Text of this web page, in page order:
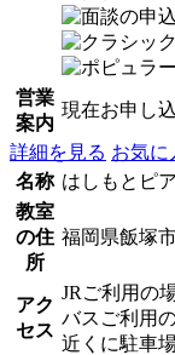
営業
案内
現在お申し
詳細を見る お気に
名称 はしもとピ
教室
の住
所
福岡県飯塚
アク
セス
JRご利用の
バスご利用
近くに駐車